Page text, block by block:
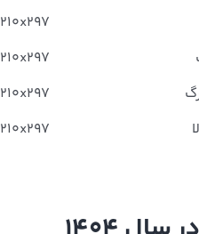
۲۱۰x۲۹۷
۲۱۰x۲۹۷
۲۱۰x۲۹۷
۲۱۰x۲۹۷